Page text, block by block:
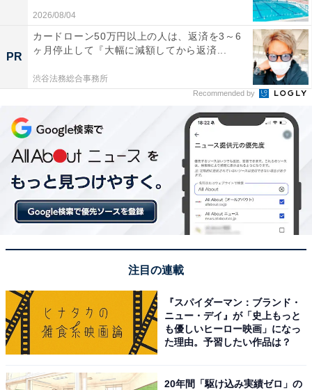
少しテイストは異なりますが、日本の「カルディコーヒ
ーファーム」のようなイメージでしょうか。フランスの
アジア食材店では、普通のスーパーマーケットでは見か
けないような、珍しい調味料やスナック菓子、冷凍食品
といった輸入食材が所狭しと置かれています。
もちろん、日本の食材だけを専門に扱うショップも存在
はしますが、それは首都パリに数軒ある程度。ほとんど
のアジア食材店では、それぞれのコーナーに日本・韓
国・中国の商品が入り混じりながら並んでいて、商品の
パッケージに書かれた文字が読めなければ、どこの国の
ものなのかを見分けるのは難しいのが現状です。
2026/08/04
PR
カードローン50万円以上の人は、返済を3～6
ヶ月停止して『大幅に減額してから返済...
渋谷法務総合事務所
Recommended by
注目の連載
『スパイダーマン：ブランド・
ニュー・デイ』が「史上もっと
も優しいヒーロー映画」になっ
た理由。予習したい作品は？
20年間「駆け込み実績ゼロ」の